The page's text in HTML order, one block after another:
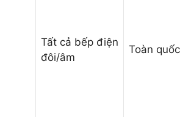
Tất cả bếp điện
đôi/âm
Toàn quốc